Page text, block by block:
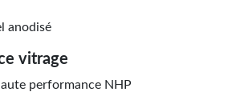
anodisé
vitrage
performance NHP